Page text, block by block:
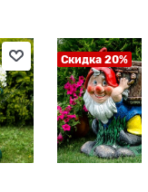
Скидка 20%